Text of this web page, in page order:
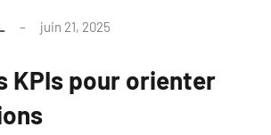
juin 21, 2025
KPIs pour orienter